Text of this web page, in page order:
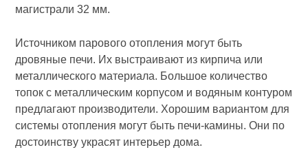
магистрали 32 мм.
Источником парового отопления могут быть
дровяные печи. Их выстраивают из кирпича или
металлического материала. Большое количество
топок с металлическим корпусом и водяным контуром
предлагают производители. Хорошим вариантом для
системы отопления могут быть печи-камины. Они по
достоинству украсят интерьер дома.